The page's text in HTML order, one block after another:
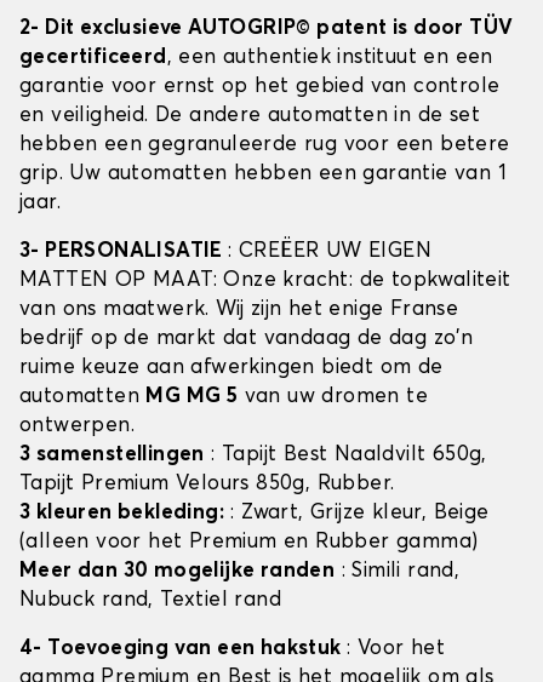
2- Dit exclusieve AUTOGRIP© patent is door TÜV
gecertificeerd, een authentiek instituut en een
garantie voor ernst op het gebied van controle
en veiligheid. De andere automatten in de set
hebben een gegranuleerde rug voor een betere
grip. Uw automatten hebben een garantie van 1
jaar.
3- PERSONALISATIE: CREËER UW EIGEN
MATTEN OP MAAT: Onze kracht: de topkwaliteit
van ons maatwerk. Wij zijn het enige Franse
bedrijf op de markt dat vandaag de dag zo'n
ruime keuze aan afwerkingen biedt om de
automatten MG MG 5 van uw dromen te
ontwerpen.
3 samenstellingen : Tapijt Best Naaldvilt 650g,
Tapijt Premium Velours 850g, Rubber.
3 kleuren bekleding: : Zwart, Grijze kleur, Beige
(alleen voor het Premium en Rubber gamma)
Meer dan 30 mogelijke randen : Simili rand,
Nubuck rand, Textiel rand
4- Toevoeging van een hakstuk : Voor het